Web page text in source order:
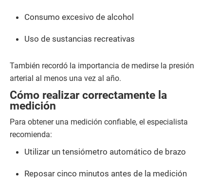
Consumo excesivo de alcohol
Uso de sustancias recreativas
También recordó la importancia de medirse la presión
arterial al menos una vez al año.
Cómo realizar correctamente la
medición
Para obtener una medición confiable, el especialista
recomienda:
Utilizar un tensiómetro automático de brazo
Reposar cinco minutos antes de la medición